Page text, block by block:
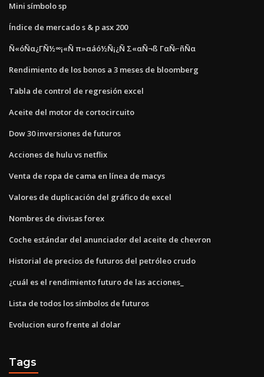
Mini símbolo sp
Índice de mercado s & p asx 200
Ñ«óÑα¿ΓÑ½∞¡«Ñ π»αáó½Ñ¡¿Ñ Σ«αÑ¬ß ΓαÑ⌐ñÑα
Rendimiento de los bonos a 3 meses de bloomberg
Tabla de control de regresión excel
Aceite del motor de cortocircuito
Dow 30 inversiones de futuros
Acciones de hulu vs netflix
Venta de ropa de cama en línea de macys
Valores de duplicación del gráfico de excel
Nombres de divisas forex
Coche estándar del anunciador del aceite de chevron
Historial de precios de futuros del petróleo crudo
¿cuál es el rendimiento futuro de las acciones_
Lista de todos los símbolos de futuros
Evolucion euro frente al dolar
Tags